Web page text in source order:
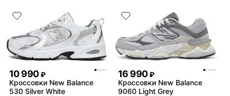
10 990 ₽
Кроссовки New Balance
530 Silver White
16 990 ₽
Кроссовки New Balance
9060 Light Grey